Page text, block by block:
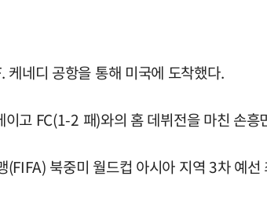
네디 공항을 통해 미국에 도착했다.
고 FC(1-2 패)와의 홈 데뷔전을 마친 손흥
북중미 월드컵 아시아 지역 3차 예